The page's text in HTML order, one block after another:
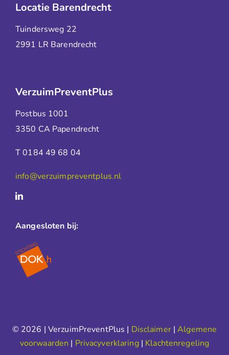
Locatie Barendrecht
Tuindersweg 22
2991 LR Barendrecht
VerzuimPreventPlus
Postbus 1001
3350 CA Papendrecht
T 0184 49 68 04
info@verzuimpreventplus.nl
Aangesloten bij:
© 2026 | VerzuimPreventPlus | Disclaimer|Algemene
voorwaarden | Privacyverklaring| Klachtenregeling